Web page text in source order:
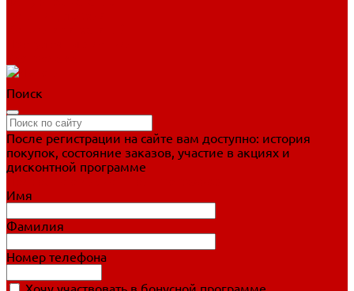
Поиск
После регистрации на сайте вам доступно: история
покупок, состояние заказов, участие в акциях и
дисконтной программе
Имя
Фамилия
Номер телефона